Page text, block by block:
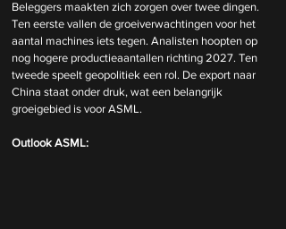
Beleggers maakten zich zorgen over twee dingen.
Ten eerste vallen de groeiverwachtingen voor het
aantal machines iets tegen. Analisten hoopten op
nog hogere productieaantallen richting 2027. Ten
tweede speelt geopolitiek een rol. De export naar
China staat onder druk, wat een belangrijk
groeigebied is voor ASML.
Outlook ASML: